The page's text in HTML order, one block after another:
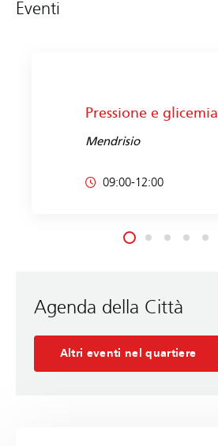
Eventi
Pressione e glicemia
Mendrisio
09:00-12:00
Agenda della Città
Altri eventi nel quartiere